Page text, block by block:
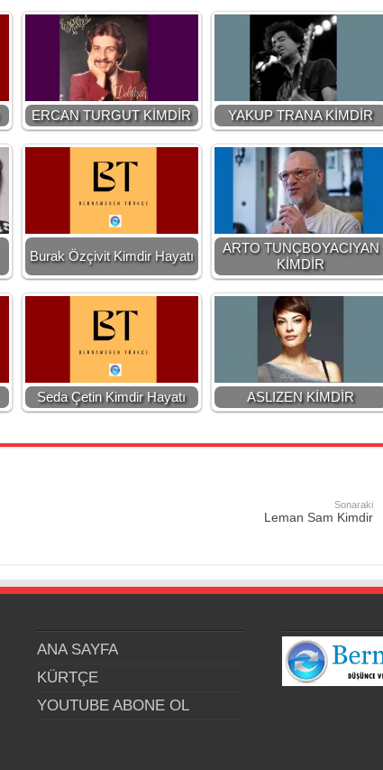
ERCAN TURGUT KİMDİR YAKUP TRANA KİMDİR
Burak Özçivit Kimdir Hayatı
ARTO TUNÇBOYACIYAN
KİMDİR
Seda Çetin Kimdir Hayatı ASLIZEN KİMDİR
Sonaraki
Leman Sam Kimdir
ANA SAYFA
KÜRTÇE
YOUTUBE ABONE OL